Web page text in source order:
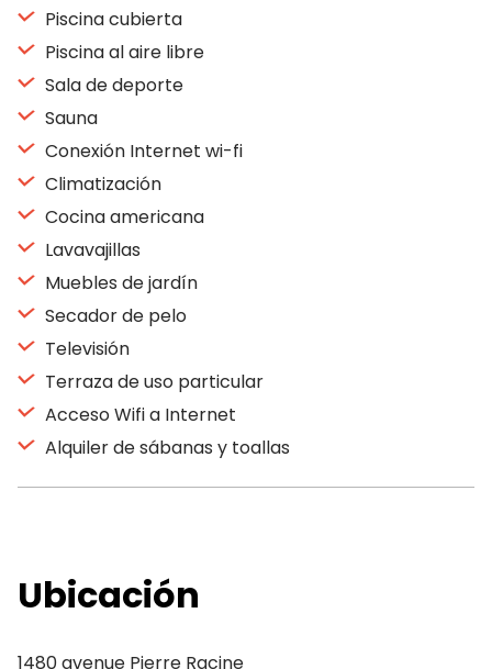
Piscina cubierta
Piscina al aire libre
Sala de deporte
Sauna
Conexión Internet wi-fi
Climatización
Cocina americana
Lavavajillas
Muebles de jardín
Secador de pelo
Televisión
Terraza de uso particular
Acceso Wifi a Internet
Alquiler de sábanas y toallas
Ubicación
1480 avenue Pierre Racine